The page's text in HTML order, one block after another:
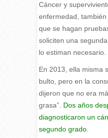
Cáncer y
enfermedad,
que se hagan
soliciten una
lo estiman necesario.
En 2013, ella misma
bulto, pero en la
dijeron que no era
grasa”. Dos años
diagnosticaron un
segundo grado.